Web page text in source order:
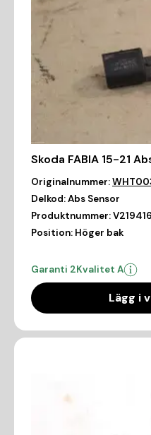
Skoda FABIA 15-21
Originalnummer:
Delkod:Abs Sensor
Produktnummer:V219416
Position: Höger bak
Garanti 2Kvalitet A
Lägg i